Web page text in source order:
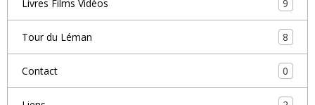
Livres Films Vidéos 9
Tour du Léman 8
Contact 0